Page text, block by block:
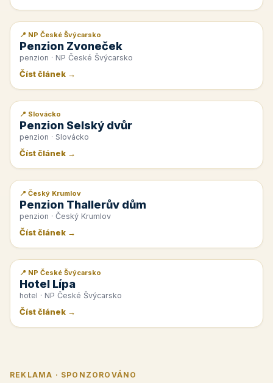
📰 PR článek
📍 NP České Švýcarsko
Penzion Zvoneček
penzion · NP České Švýcarsko
Číst článek →
📰 PR článek
📍 Slovácko
Penzion Selský dvůr
penzion · Slovácko
Číst článek →
📰 PR článek
📍 Český Krumlov
Penzion Thallerův dům
penzion · Český Krumlov
Číst článek →
📰 PR článek
📍 NP České Švýcarsko
Hotel Lípa
hotel · NP České Švýcarsko
Číst článek →
REKLAMA · SPONZOROVÁNO